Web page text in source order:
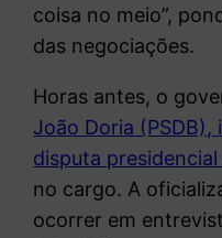
coisa no meio”,
das negociações.
Horas antes, o
João Doria (PSDB),
disputa presidencial
no cargo. A
ocorrer em